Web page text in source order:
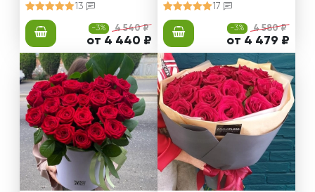
13
-3% 4 540 ₽
от 4 440 ₽
17
-3% 4 580 ₽
от 4 479 ₽